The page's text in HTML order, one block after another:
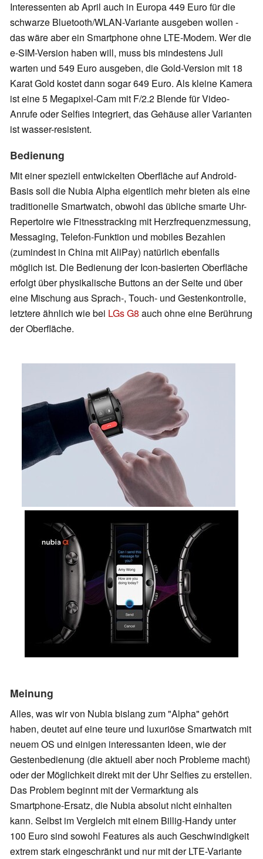
Interessenten ab April auch in Europa 449 Euro für die
schwarze Bluetooth/WLAN-Variante ausgeben wollen -
das wäre aber ein Smartphone ohne LTE-Modem. Wer die
e-SIM-Version haben will, muss bis mindestens Juli
warten und 549 Euro ausgeben, die Gold-Version mit 18
Karat Gold kostet dann sogar 649 Euro. Als kleine Kamera
ist eine 5 Megapixel-Cam mit F/2.2 Blende für Video-
Anrufe oder Selfies integriert, das Gehäuse aller Varianten
ist wasser-resistent.
Bedienung
Mit einer speziell entwickelten Oberfläche auf Android-
Basis soll die Nubia Alpha eigentlich mehr bieten als eine
traditionelle Smartwatch, obwohl das übliche smarte Uhr-
Repertoire wie Fitnesstracking mit Herzfrequenzmessung,
Messaging, Telefon-Funktion und mobiles Bezahlen
(zumindest in China mit AliPay) natürlich ebenfalls
möglich ist. Die Bedienung der Icon-basierten Oberfläche
erfolgt über physikalische Buttons an der Seite und über
eine Mischung aus Sprach-, Touch- und Gestenkontrolle,
letztere ähnlich wie bei LGs G8 auch ohne eine Berührung
der Oberfläche.
Meinung
Alles, was wir von Nubia bislang zum "Alpha" gehört
haben, deutet auf eine teure und luxuriöse Smartwatch mit
neuem OS und einigen interessanten Ideen, wie der
Gestenbedienung (die aktuell aber noch Probleme macht)
oder der Möglichkeit direkt mit der Uhr Selfies zu erstellen.
Das Problem beginnt mit der Vermarktung als
Smartphone-Ersatz, die Nubia absolut nicht einhalten
kann. Selbst im Vergleich mit einem Billig-Handy unter
100 Euro sind sowohl Features als auch Geschwindigkeit
extrem stark eingeschränkt und nur mit der LTE-Variante